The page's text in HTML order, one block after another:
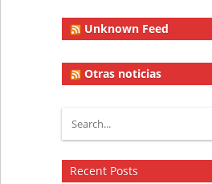
Unknown Feed
Otras noticias
Recent Posts